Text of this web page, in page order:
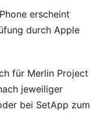
erscheint
durch Apple
für Merlin Project
jeweiliger
bei SetApp zum